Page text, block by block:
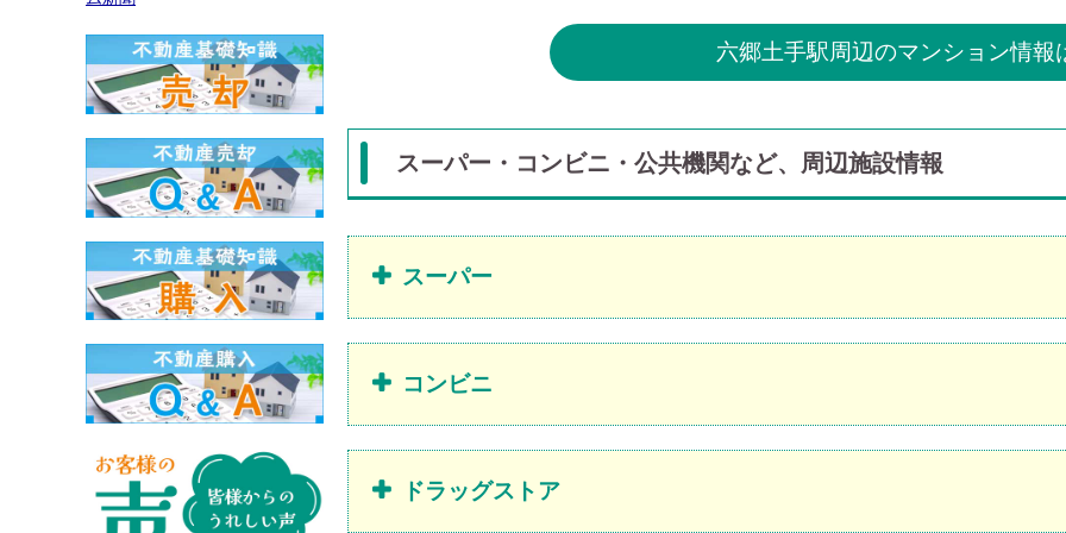
六郷土手駅周辺のマンション情報
スーパー・コンビニ・公共機関など、周辺施設情報
スーパー
コンビニ
ドラッグストア